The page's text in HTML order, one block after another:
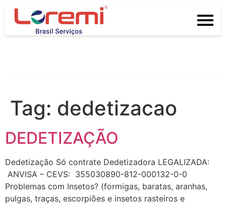
Tag: dedetizacao
DEDETIZAÇÃO
Dedetização Só contrate Dedetizadora LEGALIZADA:
ANVISA – CEVS: 355030890-812-000132-0-0
Problemas com Insetos? (formigas, baratas, aranhas,
pulgas, traças, escorpiões e insetos rasteiros e